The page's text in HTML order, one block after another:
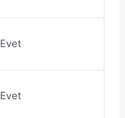
Evet
Evet